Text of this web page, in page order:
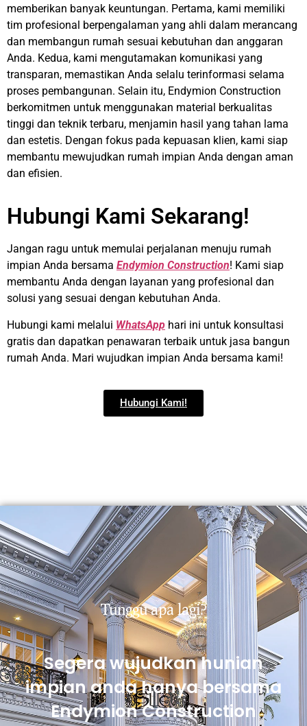
memberikan banyak keuntungan. Pertama, kami memiliki
tim profesional berpengalaman yang ahli dalam merancang
dan membangun rumah sesuai kebutuhan dan anggaran
Anda. Kedua, kami mengutamakan komunikasi yang
transparan, memastikan Anda selalu terinformasi selama
proses pembangunan. Selain itu, Endymion Construction
berkomitmen untuk menggunakan material berkualitas
tinggi dan teknik terbaru, menjamin hasil yang tahan lama
dan estetis. Dengan fokus pada kepuasan klien, kami siap
membantu mewujudkan rumah impian Anda dengan aman
dan efisien.
Hubungi Kami Sekarang!
Jangan ragu untuk memulai perjalanan menuju rumah
impian Anda bersama Endymion Construction! Kami siap
membantu Anda dengan layanan yang profesional dan
solusi yang sesuai dengan kebutuhan Anda.
Hubungi kami melalui WhatsApp hari ini untuk konsultasi
gratis dan dapatkan penawaran terbaik untuk jasa bangun
rumah Anda. Mari wujudkan impian Anda bersama kami!
Hubungi Kami!
Tunggu apa lagi?
Segera wujudkan hunian
impian anda hanya bersama
Endymion Construction